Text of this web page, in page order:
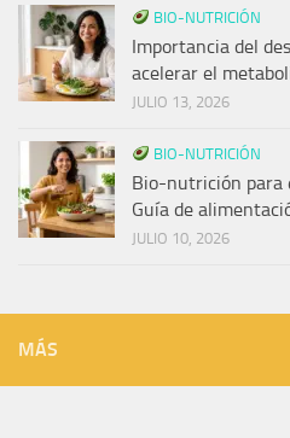
BIO-NUTRICIÓN
Importancia del
acelerar el
JULIO 13, 2026
BIO-NUTRICIÓN
Bio-nutrición para
Guía de
JULIO 10, 2026
MÁS